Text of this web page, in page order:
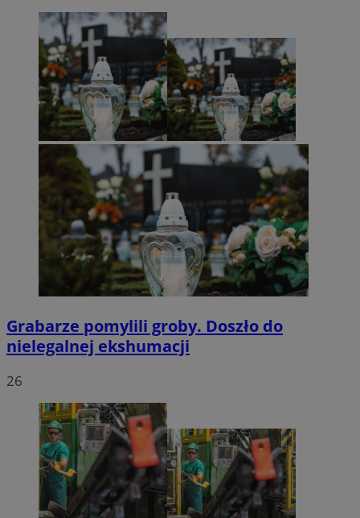
Grabarze pomylili groby. Doszło do
nielegalnej ekshumacji
26